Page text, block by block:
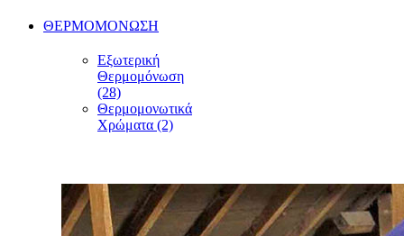
ΘΕΡΜΟΜΟΝΩΣΗ
Εξωτερική
Θερμομόνωση
(28)
Θερμομονωτικά
Χρώματα (2)